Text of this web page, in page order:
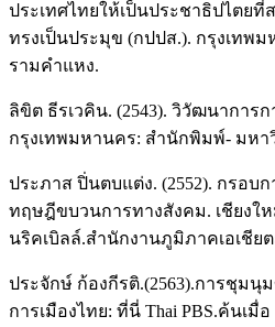
ประเทศไทยให้เป็นประชาธิปไตย
ทรงเป็นประมุข (กปปส.). กรุงเทพ
รามคำแหง.
ลิขิต ธีรเวคิน. (2543). วิวัฒนาการ
กรุงเทพมหานคร: สำนักพิมพ์- มหา
ประภาส ปิ่นตบแต่ง. (2552). กรอบ
ทฤษฎีขบวนการทางสังคม. เชียงใ
นริคเบิลล์.สำนักงานภูมิภาคเอเชีย
ประจักษ์ ก้องกีรติ.(2563).การชุมนุ
การเมืองไทย: ที่นี่ Thai PBS.ค้นเมื่